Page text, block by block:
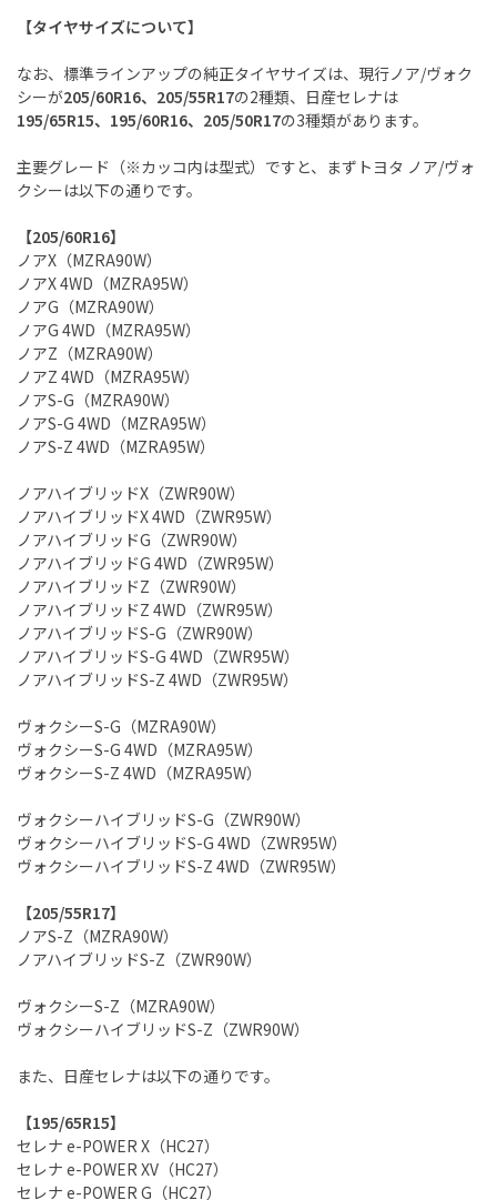
【タイヤサイズについて】
なお、標準ラインアップの純正タイヤサイズは、現行ノア/ヴォク
シーが205/60R16、205/55R17の2種類、日産セレナは
195/65R15、195/60R16、205/50R17の3種類があります。
主要グレード（※カッコ内は型式）ですと、まずトヨタ ノア/ヴォ
クシーは以下の通りです。
【205/60R16】
ノアX（MZRA90W）
ノアX 4WD（MZRA95W）
ノアG（MZRA90W）
ノアG 4WD（MZRA95W）
ノアZ（MZRA90W）
ノアZ 4WD（MZRA95W）
ノアS-G（MZRA90W）
ノアS-G 4WD（MZRA95W）
ノアS-Z 4WD（MZRA95W）
ノアハイブリッドX（ZWR90W）
ノアハイブリッドX 4WD（ZWR95W）
ノアハイブリッドG（ZWR90W）
ノアハイブリッドG 4WD（ZWR95W）
ノアハイブリッドZ（ZWR90W）
ノアハイブリッドZ 4WD（ZWR95W）
ノアハイブリッドS-G（ZWR90W）
ノアハイブリッドS-G 4WD（ZWR95W）
ノアハイブリッドS-Z 4WD（ZWR95W）
ヴォクシーS-G（MZRA90W）
ヴォクシーS-G 4WD（MZRA95W）
ヴォクシーS-Z 4WD（MZRA95W）
ヴォクシーハイブリッドS-G（ZWR90W）
ヴォクシーハイブリッドS-G 4WD（ZWR95W）
ヴォクシーハイブリッドS-Z 4WD（ZWR95W）
【205/55R17】
ノアS-Z（MZRA90W）
ノアハイブリッドS-Z（ZWR90W）
ヴォクシーS-Z（MZRA90W）
ヴォクシーハイブリッドS-Z（ZWR90W）
また、日産セレナは以下の通りです。
【195/65R15】
セレナ e-POWER X（HC27）
セレナ e-POWER XV（HC27）
セレナ e-POWER G（HC27）